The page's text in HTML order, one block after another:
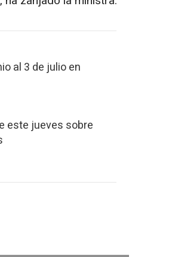
al 3 de julio en
este jueves sobre